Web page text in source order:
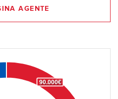
AGENTE
90.000€